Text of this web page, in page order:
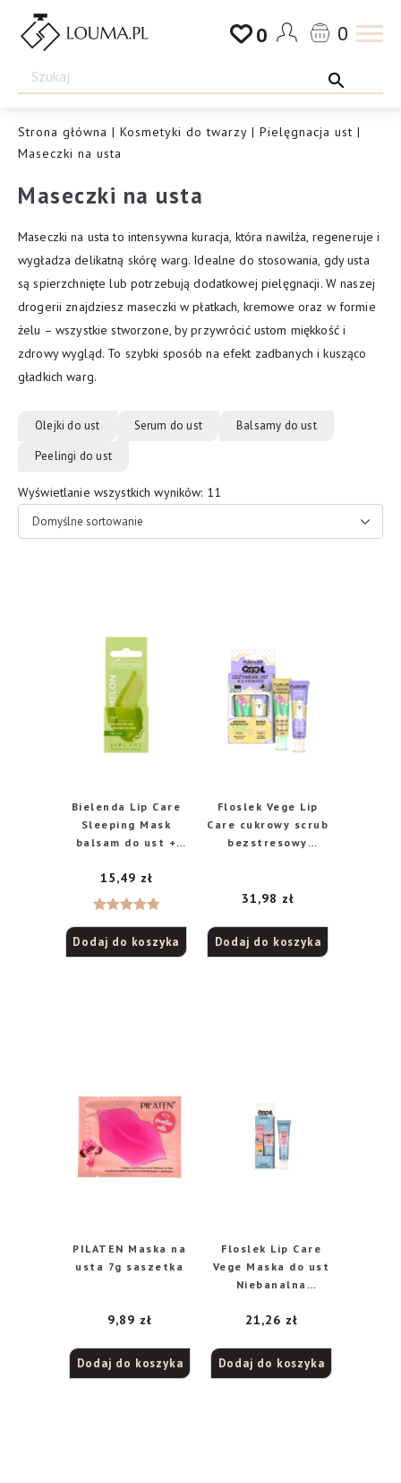
Przejdź
Drogeria
Louma.pl
0 0
Strona główna | Kosmetyki do twarzy | Pielęgnacja ust |
Maseczki na usta
Maseczki na usta
Maseczki na usta to intensywna kuracja, która nawilża, regeneruje i
wygładza delikatną skórę warg. Idealne do stosowania, gdy usta
są spierzchnięte lub potrzebują dodatkowej pielęgnacji. W naszej
drogerii znajdziesz maseczki w płatkach, kremowe oraz w formie
żelu – wszystkie stworzone, by przywrócić ustom miękkość i
zdrowy wygląd. To szybki sposób na efekt zadbanych i kusząco
gładkich warg.
Olejki do ust Serum do ust
Balsamy do ust
Peelingi do ust
Wyświetlanie wszystkich wyników: 11
Bielenda Lip Care
Sleeping Mask
balsam do ust +
Melon, 10 g
5.00na 5
15,49 zł
Dodaj do koszyka
Floslek Vege Lip
Care cukrowy scrub
bezstresowy
stylowa gruszkowa
31,98 zł
Dodaj do koszyka
PILATEN Maska na
usta 7g saszetka
9,89 zł
Dodaj do koszyka
Floslek Lip Care
Vege Maska do ust
Niebanalna
21,26 zł
Dodaj do koszyka